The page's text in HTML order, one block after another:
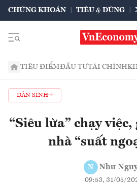
CHỨNG KHOÁN TIÊU & DÙNG
TIÊU ĐIỂMĐẦU TƯTÀI CHÍNH
DÂN SINH
“Siêu lừa” chạy
nhà “suất
N Như
09:53, 31/05/